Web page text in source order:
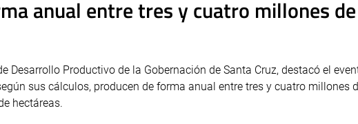
anual entre tres y cuatro millones
Desarrollo Productivo de la Gobernación de Santa Cruz, destacó el
sus cálculos, producen de forma anual entre tres y cuatro millones
hectáreas.